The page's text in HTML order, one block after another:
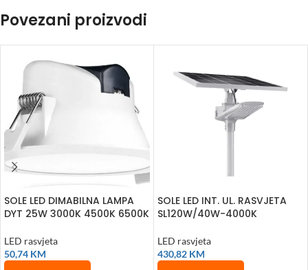
Povezani proizvodi
SOLE LED DIMABILNA LAMPA
DYT 25W 3000K 4500K 6500K
LED rasvjeta
50,74 KM
SOLE LED INT. UL. RASVJETA
SL120W/40W-4000K
LED rasvjeta
430,82 KM